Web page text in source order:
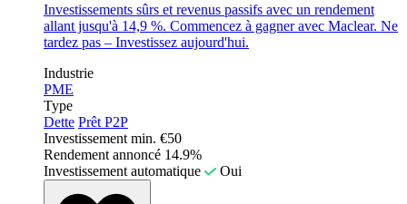
Investissements sûrs et revenus passifs avec un rendement
allant jusqu'à 14,9 %. Commencez à gagner avec Maclear. Ne
tardez pas – Investissez aujourd'hui.
Industrie
PME
Type
Dette Prêt P2P
Investissement min. €50
Rendement annoncé 14.9%
Investissement automatique
Oui